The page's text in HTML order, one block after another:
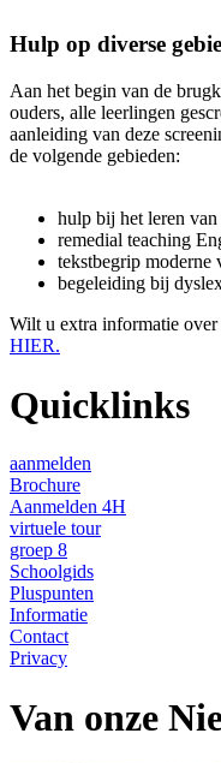
Hulp op diverse
Aan het begin van de
ouders, alle leerlingen
aanleiding van deze
de volgende gebieden:
hulp bij het leren
remedial teaching
tekstbegrip moderne
begeleiding bij
Wilt u extra informatie
HIER.
Quicklinks
aanmelden
Brochure
Aanmelden 4H
virtuele tour
groep 8
Schoolgids
Pluspunten
Informatie
Contact
Privacy
Van onze